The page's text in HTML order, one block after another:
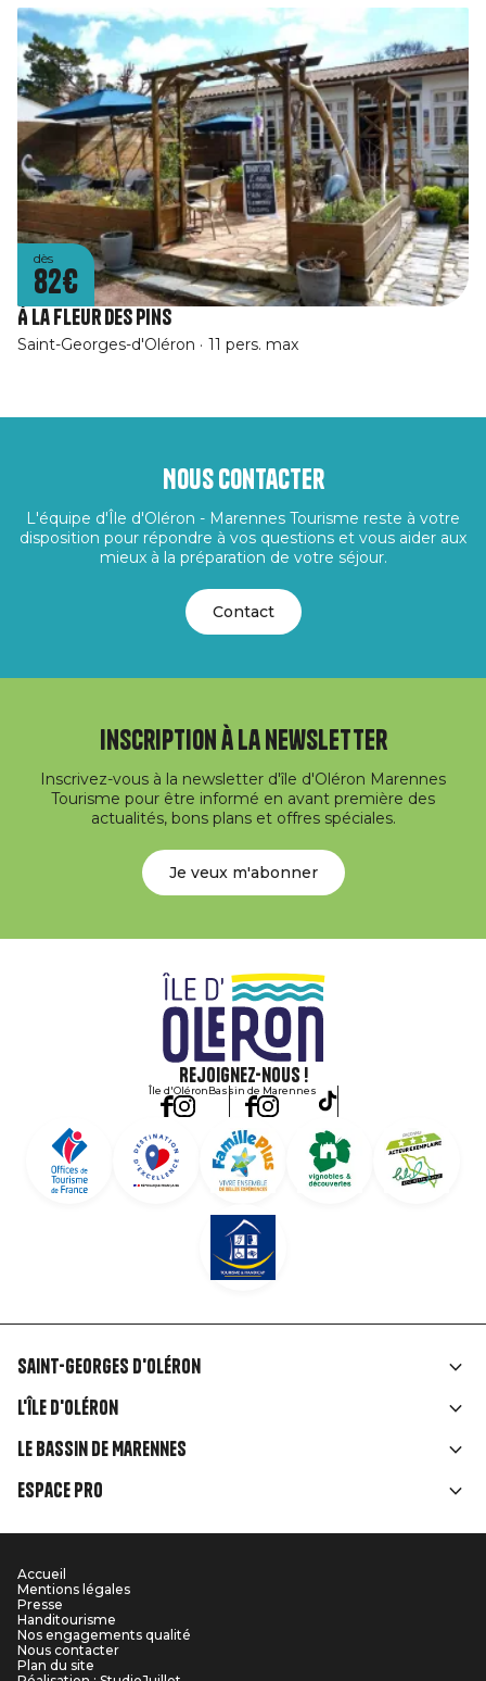
dès
82€
À La Fleur des Pins
Saint-Georges-d'Oléron 11 pers. max
Nous contacter
L'équipe d'Île d'Oléron - Marennes Tourisme reste à votre
disposition pour répondre à vos questions et vous aider aux
mieux à la préparation de votre séjour.
Contact
Inscription à la newsletter
Inscrivez-vous à la newsletter d'île d'Oléron Marennes
Tourisme pour être informé en avant première des
actualités, bons plans et offres spéciales.
Je veux m'abonner
Rejoignez-nous !
Île d'OléronBassin de Marennes
Liens
rubriques
Saint-Georges d'Oléron
L'île d'Oléron
Le Bassin de Marennes
Espace Pro
Menu
Pied
de
Accueil
Mentions légales
Presse
Handitourisme
Nos engagements qualité
Nous contacter
Plan du site